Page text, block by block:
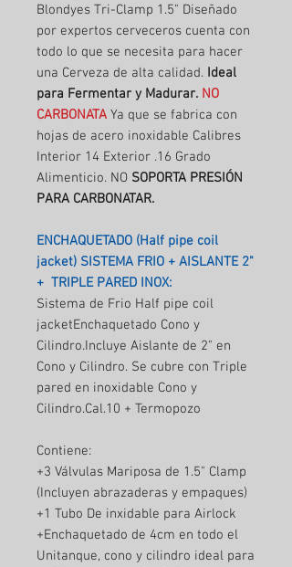
Blondyes Tri-Clamp 1.5" Diseñado
por expertos cerveceros cuenta con
todo lo que se necesita para hacer
una Cerveza de alta calidad. Ideal
para Fermentar y Madurar. NO
CARBONATA Ya que se fabrica con
hojas de acero inoxidable Calibres
Interior 14 Exterior .16 Grado
Alimenticio. NO SOPORTA PRESIÓN
PARA CARBONATAR.
ENCHAQUETADO (Half pipe coil
jacket) SISTEMA FRIO + AISLANTE 2"
+ TRIPLE PARED INOX:
Sistema de Frio Half pipe coil
jacketEnchaquetado Cono y
Cilindro.Incluye Aislante de 2" en
Cono y Cilindro. Se cubre con Triple
pared en inoxidable Cono y
Cilindro.Cal.10 + Termopozo
Contiene:
+3 Válvulas Mariposa de 1.5" Clamp
(Incluyen abrazaderas y empaques)
+1 Tubo De inxidable para Airlock
+Enchaquetado de 4cm en todo el
Unitanque, cono y cilindro ideal para